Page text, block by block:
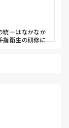
統一はなかなか
指衛生の研修に